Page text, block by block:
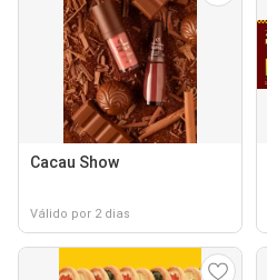
Cacau Show
Válido por 2 dias